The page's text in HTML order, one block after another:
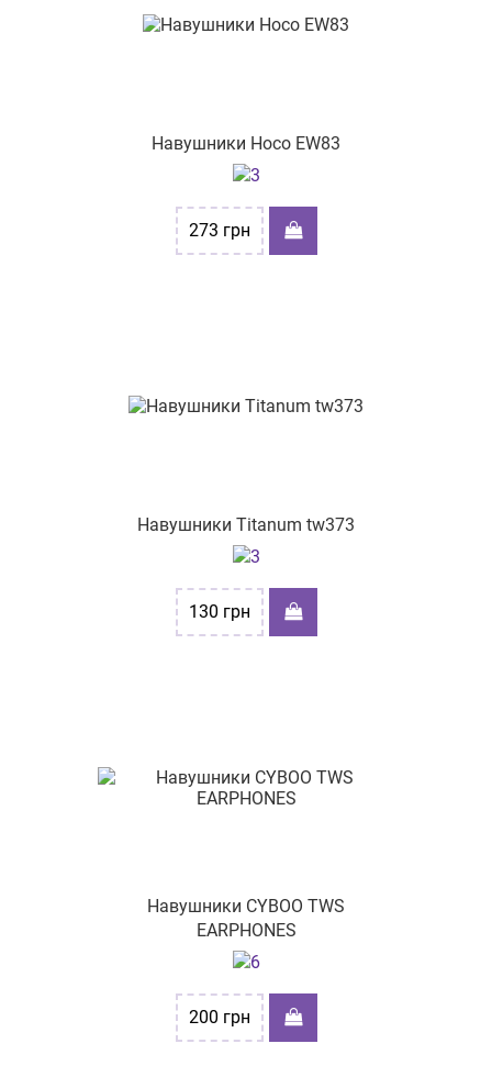
вул. Соборна 262
пр-т Князя Володимира Великого 73
пр-т. Центральний, буд. 24/2
Навушники Hoco EW83
273 грн
Навушники Titanum tw373
130 грн
Навушники CYBOO TWS
EARPHONES
200 грн